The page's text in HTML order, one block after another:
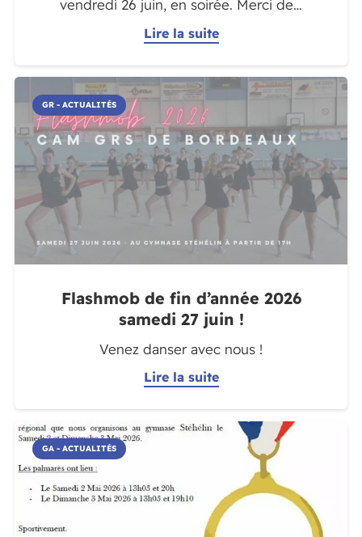
vendredi 26 juin, en soirée. Merci de…
Lire la suite
GR - ACTUALITÉS
Flashmob de fin d’année 2026
samedi 27 juin !
Venez danser avec nous !
Lire la suite
GA - ACTUALITÉS